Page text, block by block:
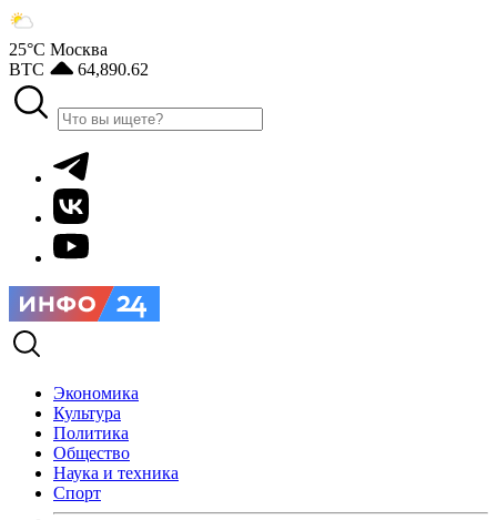
25°С Москва
BTC
64,890.62
Экономика
Культура
Политика
Общество
Наука и техника
Спорт